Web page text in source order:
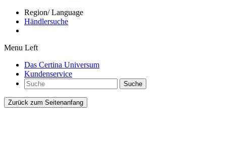
Region/ Language
Händlersuche
Menu Left
Das Certina Universum
Kundenservice
Suche
Zurück zum Seitenanfang